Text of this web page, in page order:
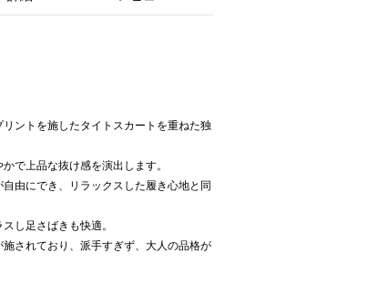
ントを施したタイトスカートを重ねた独
で上品な抜け感を演出します。
由にでき、リラックスした履き心地と同
し足さばきも快適。
されており、派手すぎず、大人の品格が